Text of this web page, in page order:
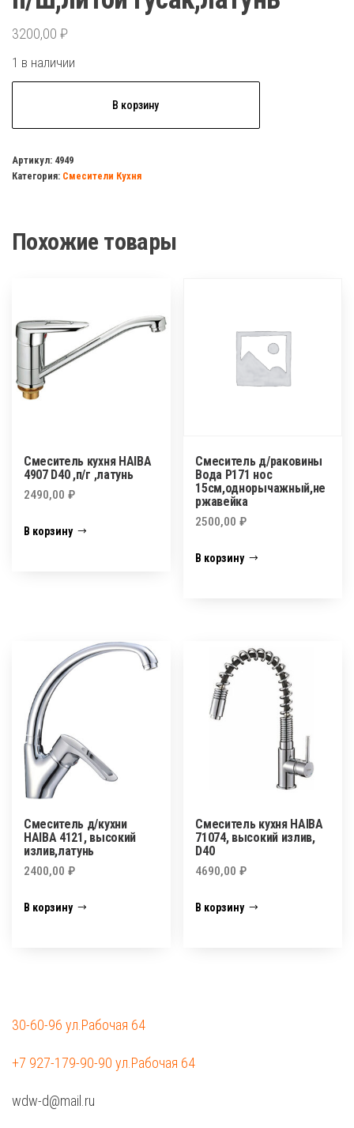
3200,00 ₽
1 в наличии
д/
кухни
п/
В корзину
Артикул: 4949
Категория: Смесители Кухня
Похожие товары
Смеситель кухня HAIBA
4907 D40 ,п/г ,латунь
2490,00 ₽
В корзину
Смеситель д/раковины
Вода Р171 нос
15см,однорычажный,не
ржавейка
2500,00₽
В корзину
Смеситель д/кухни
HAIBA 4121, высокий
излив,латунь
2400,00 ₽
В корзину
Смеситель кухня HAIBA
71074, высокий излив,
D40
4690,00₽
В корзину
30-60-96 ул.Рабочая 64
+7 927-179-90-90 ул.Рабочая 64
wdw-d@mail.ru